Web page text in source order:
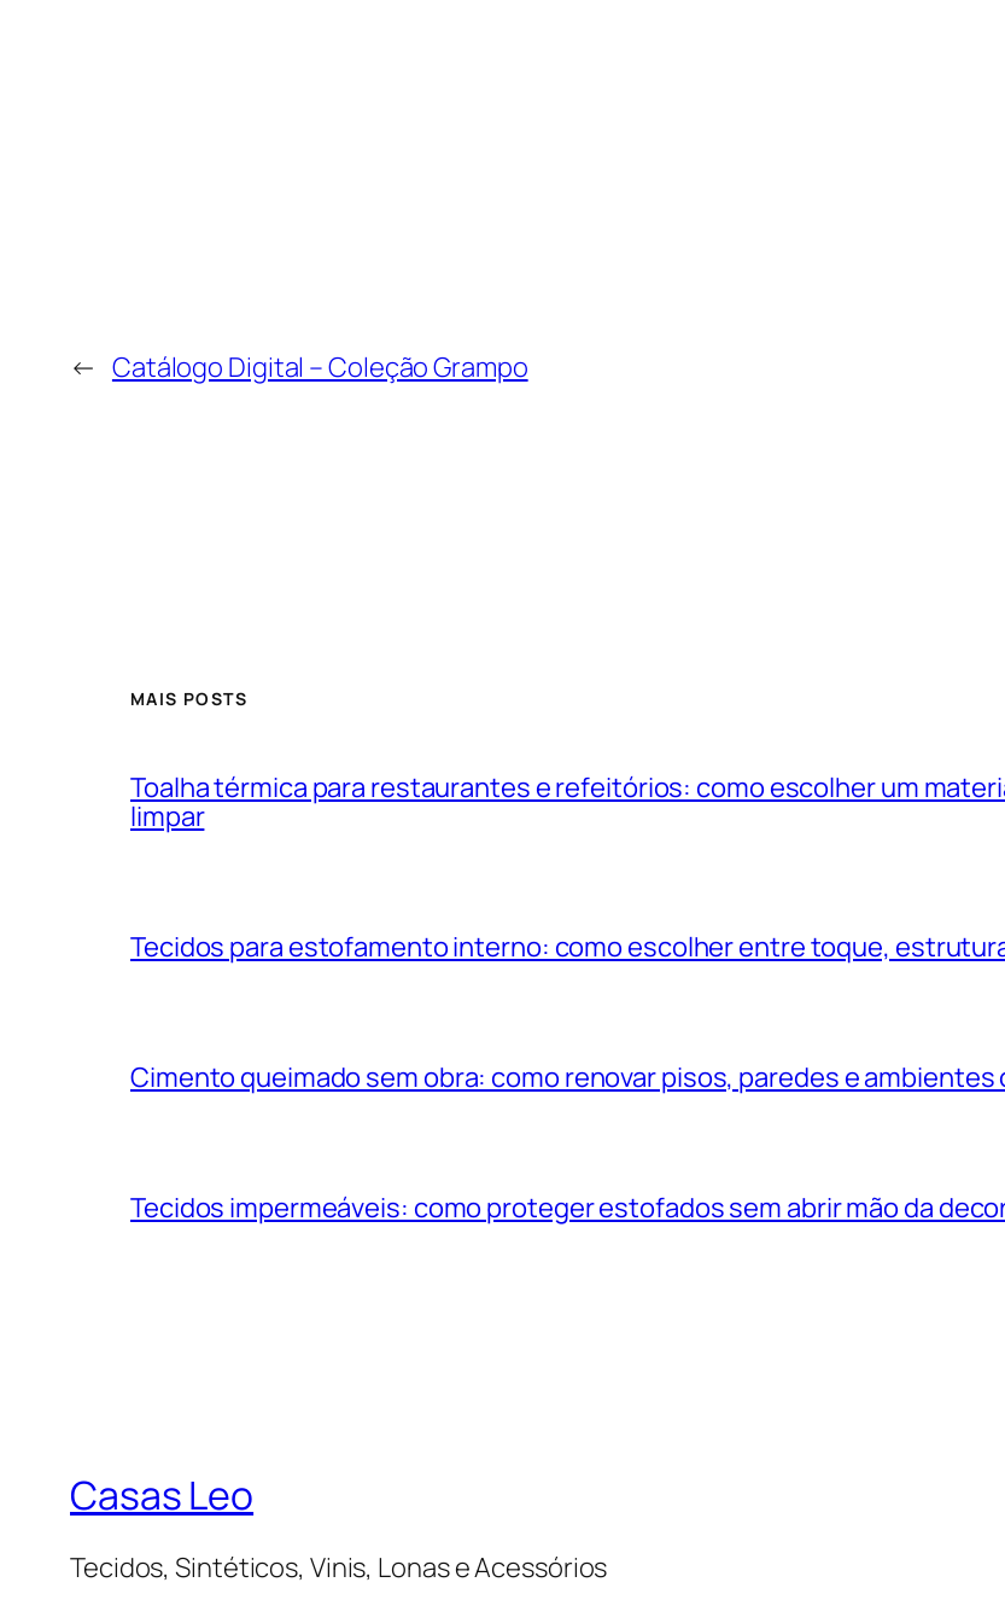
← Catálogo Digital – Coleção Grampo
MAIS POSTS
Toalha térmica para restaurantes e refeitórios: como escolher um
limpar
Tecidos para estofamento interno: como escolher entre toque,
Cimento queimado sem obra: como renovar pisos, paredes e ambientes
Tecidos impermeáveis: como proteger estofados sem abrir mão da
Casas Leo
Tecidos, Sintéticos, Vinis, Lonas e Acessórios